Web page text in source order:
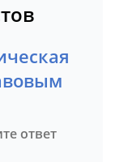
ответ